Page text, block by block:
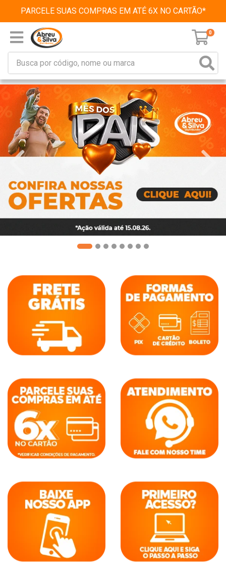
PARCELE SUAS COMPRAS EM ATÉ 6X NO CARTÃO*
0